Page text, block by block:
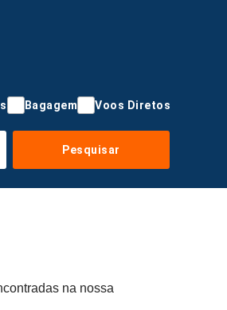
Bagagem Voos Diretos
Pesquisar
na nossa